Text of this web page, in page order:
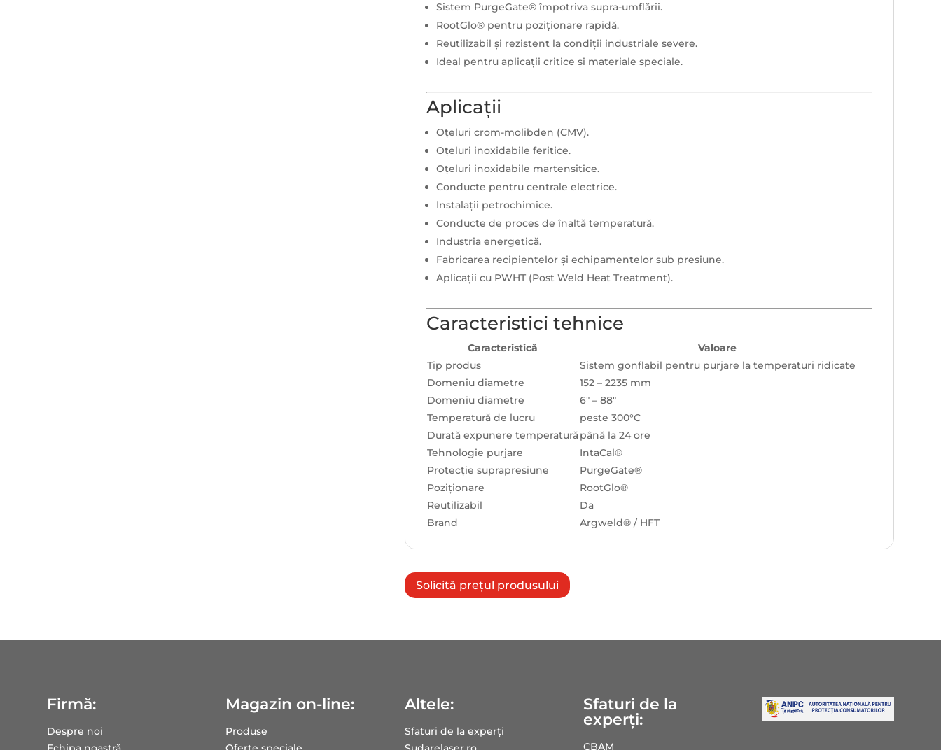
Sistem PurgeGate® împotriva supra-umflării.
RootGlo® pentru poziționare rapidă.
Reutilizabil și rezistent la condiții industriale severe.
Ideal pentru aplicații critice și materiale speciale.
Aplicații
Oțeluri crom-molibden (CMV).
Oțeluri inoxidabile feritice.
Oțeluri inoxidabile martensitice.
Conducte pentru centrale electrice.
Instalații petrochimice.
Conducte de proces de înaltă temperatură.
Industria energetică.
Fabricarea recipientelor și echipamentelor sub presiune.
Aplicații cu PWHT (Post Weld Heat Treatment).
Caracteristici tehnice
Caracteristică
Valoare
Tip produs
Sistem gonflabil pentru purjare la temperaturi ridicate
Domeniu diametre
152 – 2235 mm
Domeniu diametre
6" – 88"
Temperatură de lucru
peste 300°C
Durată expunere temperaturăpână la 24 ore
Tehnologie purjare
IntaCal®
Protecție suprapresiune
PurgeGate®
Poziționare
RootGlo®
Reutilizabil
Da
Brand
Argweld® / HFT
Solicită prețul produsului
Firmă:
Despre noi
Magazin on-line:
Produse
Altele:
Sfaturi de la experți
Sfaturi de la
experți:
CBAM